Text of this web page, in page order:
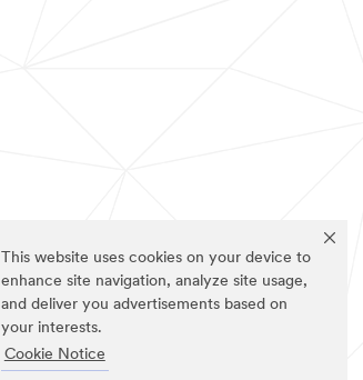
This website uses cookies on your device to
enhance site navigation, analyze site usage,
and deliver you advertisements based on
your interests.
Cookie Notice